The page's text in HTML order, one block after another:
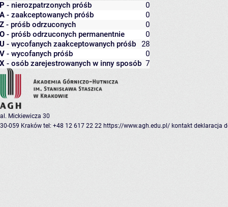
P - nierozpatrzonych próśb
0
A - zaakceptowanych próśb
0
Z - próśb odrzuconych
0
O - próśb odrzuconych permanentnie
0
U - wycofanych zaakceptowanych próśb
28
V - wycofanych próśb
0
X - osób zarejestrowanych w inny sposób 7
al. Mickiewicza 30
30-059 Kraków tel: +48 12 617 22 22 https://www.agh.edu.pl/ kontakt deklaracja